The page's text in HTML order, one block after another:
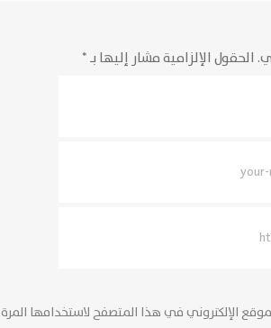
الحقول الإلزامية مشار إليها بـ*
الإلكتروني في هذا المتصفح لاستخدامها المرة